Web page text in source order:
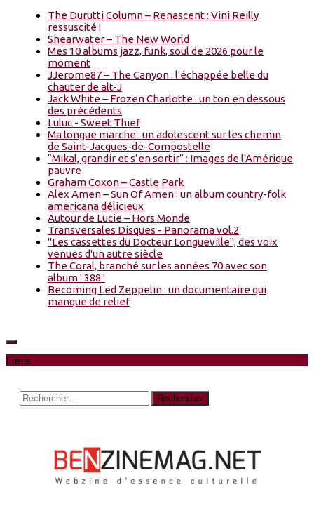
The Durutti Column – Renascent : Vini Reilly
ressuscité !
Shearwater – The New World
Mes 10 albums jazz, funk, soul de 2026 pour le
moment
JJerome87 – The Canyon : l'échappée belle du
chauter de alt-J
Jack White – Frozen Charlotte : un ton en dessous
des précédents
Luluc - Sweet Thief
Ma longue marche : un adolescent sur les chemin
de Saint-Jacques-de-Compostelle
“Mikal, grandir et s’en sortir” : Images de l'Amérique
pauvre
Graham Coxon – Castle Park
Alex Amen – Sun Of Amen : un album country-folk
americana délicieux
Autour de Lucie – Hors Monde
Transversales Disques - Panorama vol.2
"Les cassettes du Docteur Longueville", des voix
venues d'un autre siècle
The Coral, branché sur les années 70 avec son
album "388"
Becoming Led Zeppelin : un documentaire qui
manque de relief
Liens
Rechercher :